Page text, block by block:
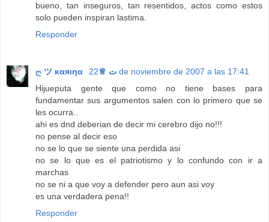
bueno, tan inseguros, tan resentidos, actos como estos
solo pueden inspiran lastima.
Responder
ღ ツ καяιηα ت ♕ 22 de noviembre de 2007 a las 17:41
Hijueputa gente que como no tiene bases para
fundamentar sus argumentos salen con lo primero que se
les ocurra..
ahi es dnd deberian de decir mi cerebro dijo no!!!
no pense al decir eso
no se lo que se siente una perdida asi
no se lo que es el patriotismo y lo confundo con ir a
marchas
no se ni a que voy a defender pero aun asi voy
es una verdadera pena!!
Responder